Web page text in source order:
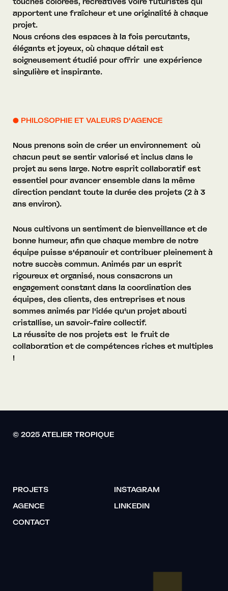
apportent une fraîcheur et une originalité à chaque
projet.
Nous créons des espaces à la fois percutants,
élégants et joyeux, où chaque détail est
soigneusement étudié pour offrir une expérience
singulière et inspirante.
● PHILOSOPHIE ET VALEURS D'AGENCE
Nous prenons soin de créer un environnement où
chacun peut se sentir valorisé et inclus dans le
projet au sens large. Notre esprit collaboratif est
essentiel pour avancer ensemble dans la même
direction pendant toute la durée des projets (2 à 3
ans environ).
Nous cultivons un sentiment de bienveillance et de
bonne humeur, afin que chaque membre de notre
équipe puisse s'épanouir et contribuer pleinement à
notre succès commun. Animés par un esprit
rigoureux et organisé, nous consacrons un
engagement constant dans la coordination des
équipes, des clients, des entreprises et nous
sommes animés par l'idée qu'un projet abouti
cristallise, un savoir-faire collectif.
La réussite de nos projets est le fruit de
collaboration et de compétences riches et multiples
!
© 2025 ATELIER TROPIQUE
PROJETS
AGENCE
CONTACT
INSTAGRAM
LINKEDIN